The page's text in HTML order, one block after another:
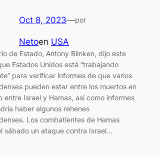
Oct 8, 2023—por
Netoen USA
de Estado, Antony Blinken, dijo este
Estados Unidos está “trabajando
para verificar informes de que varios
pueden estar entre los muertos en
entre Israel y Hamas, así como informes
haber algunos rehenes
Los combatientes de Hamas
sábado un ataque contra Israel…